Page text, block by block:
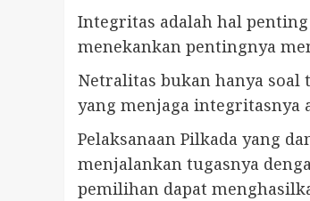
Integritas adalah hal
menekankan pentingnya
Netralitas bukan hanya soal
yang menjaga integritasnya
Pelaksanaan Pilkada yang
menjalankan tugasnya
pemilihan dapat